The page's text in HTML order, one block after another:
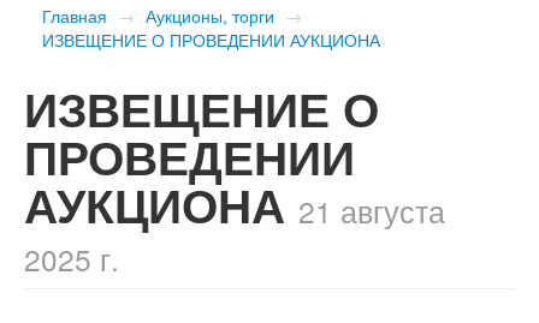
Главная → Аукционы, торги →
ИЗВЕЩЕНИЕ О ПРОВЕДЕНИИ АУКЦИОНА
ИЗВЕЩЕНИЕ О
ПРОВЕДЕНИИ
АУКЦИОНА 21 августа
2025 г.